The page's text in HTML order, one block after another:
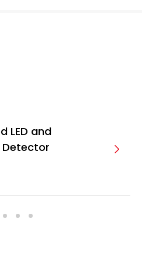
LED and
Detector